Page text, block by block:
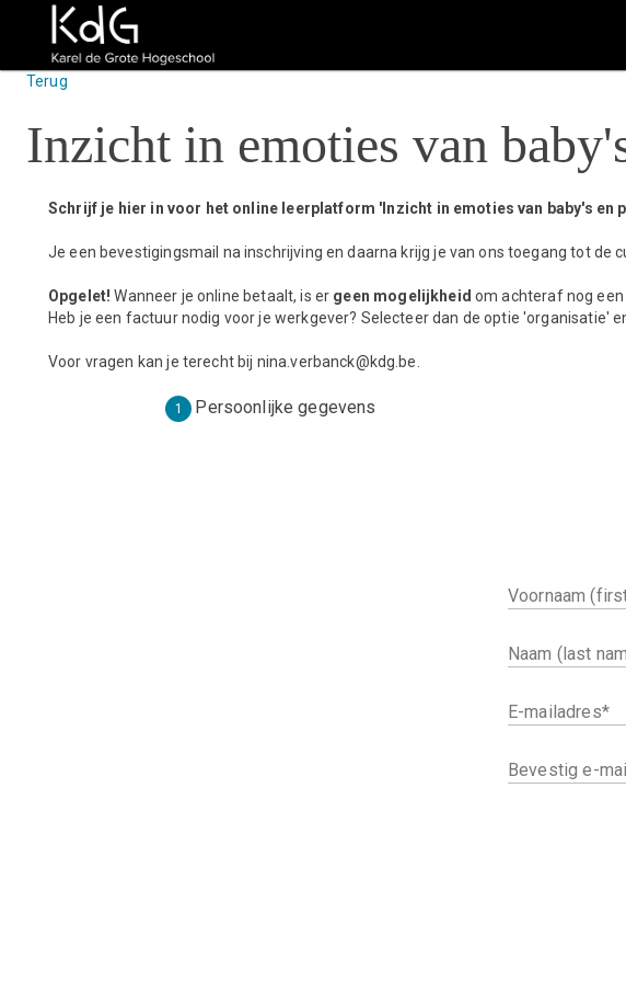
Terug
Inzicht in emoties van
Schrijf je hier in voor het online leerplatform 'Inzicht in emoties van baby's en
Je een bevestigingsmail na inschrijving en daarna krijg je van ons toegang tot de
Opgelet!Wanneer je online betaalt, is er geen mogelijkheidom achteraf nog
Heb je een factuur nodig voor je werkgever? Selecteer dan de optie 'organisatie'
Voor vragen kan je terecht bij nina.verbanck@kdg.be.
1 Persoonlijke gegevens
Voornaam
Naam (last
E-mailadres
Bevestig e-